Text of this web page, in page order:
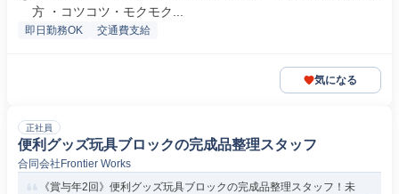
方 ・コツコツ・モクモク...
即日勤務OK 交通費支給
気になる
正社員
便利グッズ玩具ブロックの完成品整理スタッフ
合同会社Frontier Works
《賞与年2回》便利グッズ玩具ブロックの完成品整理スタッフ！未